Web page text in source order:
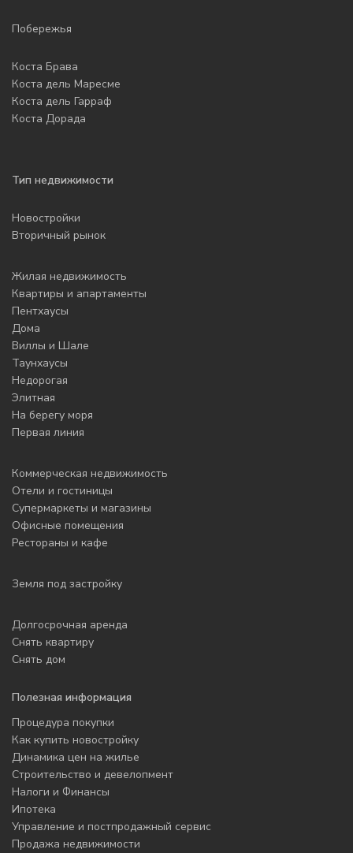
Побережья
Коста Брава
Коста дель Маресме
Коста дель Гарраф
Коста Дорада
Тип недвижимости
Новостройки
Вторичный рынок
Жилая недвижимость
Квартиры и апартаменты
Пентхаусы
Дома
Виллы и Шале
Таунхаусы
Недорогая
Элитная
На берегу моря
Первая линия
Коммерческая недвижимость
Отели и гостиницы
Супермаркеты и магазины
Офисные помещения
Рестораны и кафе
Земля под застройку
Долгосрочная аренда
Снять квартиру
Снять дом
Полезная информация
Процедура покупки
Как купить новостройку
Динамика цен на жилье
Строительство и девелопмент
Налоги и Финансы
Ипотека
Управление и постпродажный сервис
Продажа недвижимости